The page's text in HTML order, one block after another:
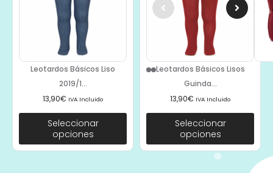
Leotardos Básicos Liso
2019/1...
13,90€ IVA Incluido
Seleccionar
opciones
Leotardos Básicos Lisos
Guinda...
13,90€ IVA Incluido
Seleccionar
opciones